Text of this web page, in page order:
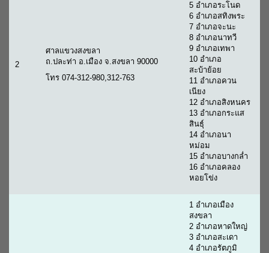
2
ศาลแขวงสงขลา
ถ.ปละท่า อ.เมือง จ.สงขลา 90000
โทร 074-312-980,312-763
5 อำเภอระโนด
6 อำเภอสทิงพระ
7 อำเภอจะนะ
8 อำเภอนาทวี
9 อำเภอเทพา
10 อำเภอ
สะบ้าย้อย
11 อำเภอควน
เนียง
12 อำเภอสิงหนคร
13 อำเภอกระแส
สินธุ์
14 อำเภอนา
หม่อม
15 อำเภอบางกล่ำ
16 อำเภอคลอง
หอยโข่ง
1 อำเภอเมือง
สงขลา
2 อำเภอหาดใหญ่
3 อำเภอสะเดา
4 อำเภอรัตภูมิ